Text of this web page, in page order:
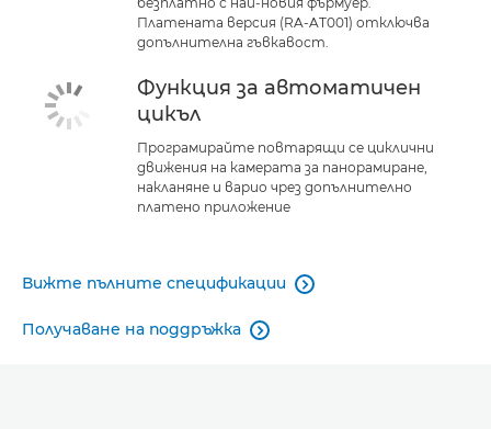
Платената версия (RA-AT001) отключва
допълнителна гъвкавост.
Функция за автоматичен
цикъл
Програмирайте повтарящи се циклични
движения на камерата за панорамиране,
накланяне и варио чрез допълнително
платено приложение
Вижте пълните спецификации 
Получаване на поддръжка 